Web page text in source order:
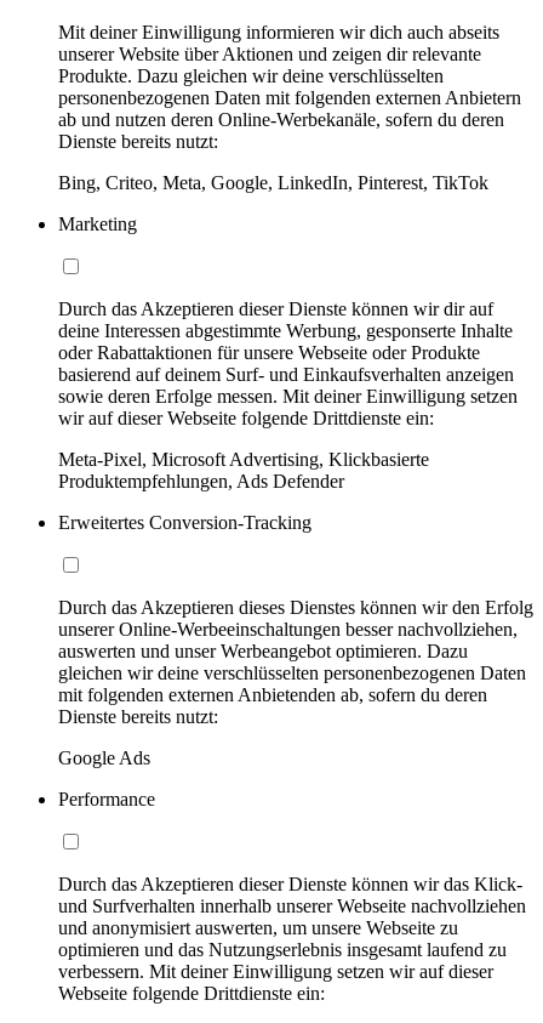
Mit deiner Einwilligung informieren wir dich auch abseits
unserer Website über Aktionen und zeigen dir relevante
Produkte. Dazu gleichen wir deine verschlüsselten
personenbezogenen Daten mit folgenden externen Anbietern
ab und nutzen deren Online-Werbekanäle, sofern du deren
Dienste bereits nutzt:
Bing, Criteo, Meta, Google, LinkedIn, Pinterest, TikTok
Marketing
Durch das Akzeptieren dieser Dienste können wir dir auf
deine Interessen abgestimmte Werbung, gesponserte Inhalte
oder Rabattaktionen für unsere Webseite oder Produkte
basierend auf deinem Surf- und Einkaufsverhalten anzeigen
sowie deren Erfolge messen. Mit deiner Einwilligung setzen
wir auf dieser Webseite folgende Drittdienste ein:
Meta-Pixel, Microsoft Advertising, Klickbasierte
Produktempfehlungen, Ads Defender
Erweitertes Conversion-Tracking
Durch das Akzeptieren dieses Dienstes können wir den Erfolg
unserer Online-Werbeeinschaltungen besser nachvollziehen,
auswerten und unser Werbeangebot optimieren. Dazu
gleichen wir deine verschlüsselten personenbezogenen Daten
mit folgenden externen Anbietenden ab, sofern du deren
Dienste bereits nutzt:
Google Ads
Performance
Durch das Akzeptieren dieser Dienste können wir das Klick-
und Surfverhalten innerhalb unserer Webseite nachvollziehen
und anonymisiert auswerten, um unsere Webseite zu
optimieren und das Nutzungserlebnis insgesamt laufend zu
verbessern. Mit deiner Einwilligung setzen wir auf dieser
Webseite folgende Drittdienste ein: